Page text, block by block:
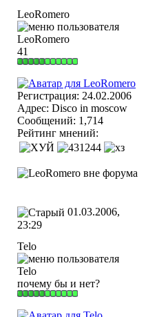
LeoRomero
41
Регистрация: 24.02.2006
Адрес: Disco in moscow
Сообщений: 1,714
Рейтинг мнений:
01.03.2006,
23:29
Telo
почему бы и нет?